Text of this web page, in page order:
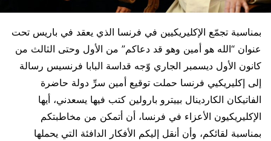
بمناسبة تجمّع الإكليريكيين في فرنسا الذي يعقد في باريس تحت
عنوان “الله هو أمين وهو قد دعاكم” من الأول وحتى الثالث من
كانون الأول ديسمبر الجاري وّجه قداسة البابا فرنسيس رسالة
إلى إكليريكيي فرنسا حملت توقيع أمين سرِّ دولة حاضرة
الفاتيكان الكاردينال بييترو بارولين كتب فيها يسعدني، أيها
الإكليريكيون الأعزاء في فرنسا، أن أتمكن من مخاطبتكم
بمناسبة لقائكم، وأن أنقل إليكم الأفكار الدافئة التي يحملها